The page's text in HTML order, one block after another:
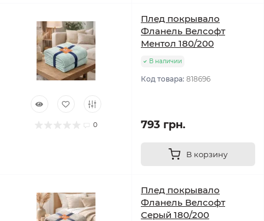
0
Плед покрывало
Фланель Велсофт
Ментол 180/200
В наличии
Код товара: 818696
793 грн.
В корзину
Плед покрывало
Фланель Велсофт
Серый 180/200